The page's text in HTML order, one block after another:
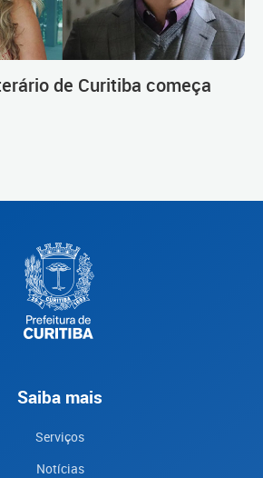
de Curitiba começa
Saiba mais
Serviços
Notícias